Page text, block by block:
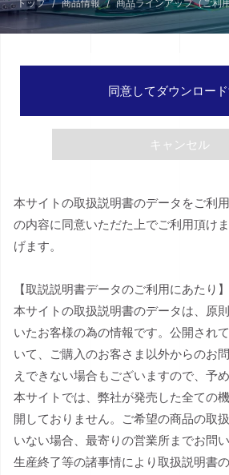
トップ 商品情報 商品ラインアップ（ご利
同意してダウンロー
キャンセル
本サイトの取扱説明書のデータをご利
の内容に同意いただた上でご利用頂け
げます。
【取説説明書データのご利用にあたり】
本サイトの取扱説明書のデータは、原
いたお客様の為の情報です。公開され
いて、ご購入のお客さま以外からのお
えできない場合もございますので、予
本サイトでは、弊社が発売した全ての
開しておりません。ご希望の商品の取
いない場合、最寄りの営業所までお問
生産終了等の諸事情により取扱説明書